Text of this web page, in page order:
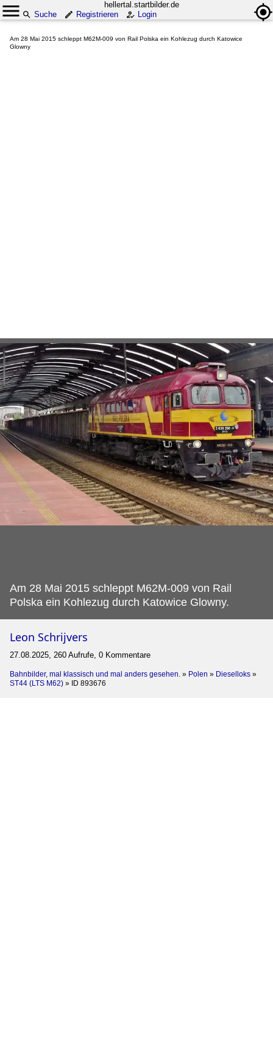
hellertal.startbilder.de
Suche
Registrieren Login
Am 28 Mai 2015 schleppt M62M-009 von Rail Polska ein Kohlezug durch Katowice
Glowny
Am 28 Mai 2015 schleppt M62M-009 von Rail
Polska ein Kohlezug durch Katowice Glowny.
Leon Schrijvers
27.08.2025, 260 Aufrufe, 0 Kommentare
Bahnbilder, mal klassisch und mal anders gesehen. » Polen » Dieselloks »
ST44 (LTS M62) » ID 893676